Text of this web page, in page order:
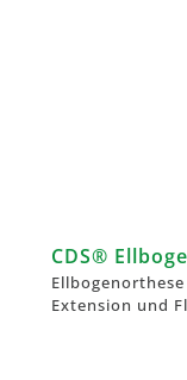
CDS®
Extension und